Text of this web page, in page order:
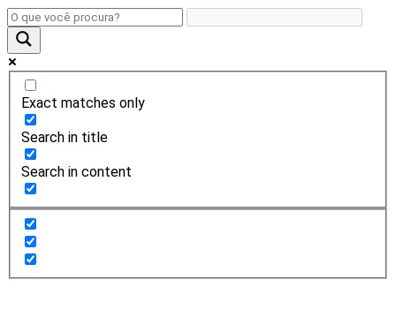
Exact matches only
Search in title
Search in content